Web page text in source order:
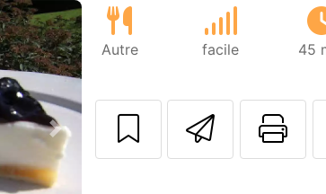
Suivant
Autre facile 45